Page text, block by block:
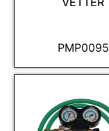
PMP0095